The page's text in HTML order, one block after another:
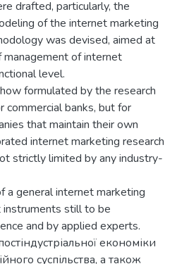
drafted, particularly, the
of the internet marketing
was devised, aimed at
of internet
level.
formulated by the research
commercial banks, but for
that maintain their own
internet marketing research
strictly limited by any industry-
a general internet marketing
still to be
and by applied experts.
економіки
суспільства, а також